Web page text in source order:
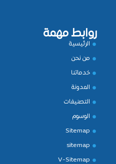
روابط مهمة
الرئيسية
من نحن
خدماتنا
المدونة
التصنيفات
الوسوم
Sitemap
sitemap
V-Sitemap